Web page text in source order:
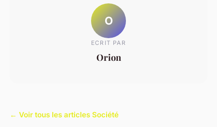
O
ECRIT PAR
Orion
← Voir tous les articles Société